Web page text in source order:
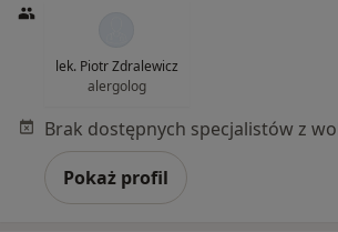
lek. Piotr Zdralewicz
alergolog
Pokaż profil